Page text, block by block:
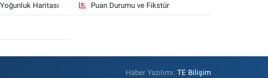
Haritası Puan Durumu ve Fikstür
Haber Yazılımı:TE Bilişim